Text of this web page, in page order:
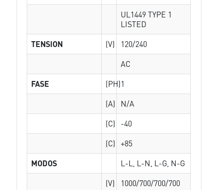
UL1449 TYPE 1
LISTED
TENSION
(V)
120/240
AC
FASE
(PH)1
(A)
N/A
(C)
-40
(C) +85
MODOS
L-L, L-N, L-G, N-G
(V)
1000/700/700/700